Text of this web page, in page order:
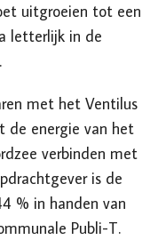
uitgroeien tot een
letterlijk in de
met het Ventilus
de energie van het
verbinden met
is de
% in handen van
Publi-T.